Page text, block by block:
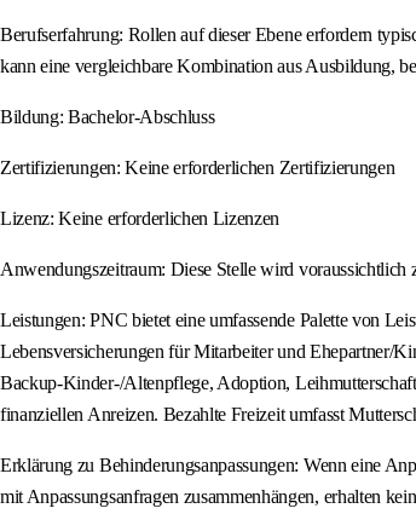
Berufserfahrung: Rollen auf dieser Ebene erfordern
kann eine vergleichbare Kombination aus Ausbildung,
Bildung: Bachelor-Abschluss
Zertifizierungen: Keine erforderlichen Zertifizierungen
Lizenz: Keine erforderlichen Lizenzen
Anwendungszeitraum: Diese Stelle wird voraussichtlich
Leistungen: PNC bietet eine umfassende Palette von
Lebensversicherungen für Mitarbeiter und Ehepartner/
Backup-Kinder-/Altenpflege, Adoption,
finanziellen Anreizen. Bezahlte Freizeit umfasst
Erklärung zu Behinderungsanpassungen: Wenn eine
mit Anpassungsanfragen zusammenhängen, erhalten